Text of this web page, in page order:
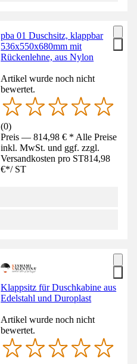
pba 01 Duschsitz, klappbar
536x550x680mm mit
Rückenlehne, aus Nylon
Artikel wurde noch nicht
bewertet.
(0)
Preis — 814,98 € * Alle Preise
inkl. MwSt. und ggf. zzgl.
Versandkosten pro ST814,98
€*/ ST
Klappsitz für Duschkabine aus
Edelstahl und Duroplast
Artikel wurde noch nicht
bewertet.